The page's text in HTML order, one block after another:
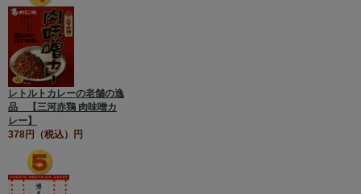
レトルトカレーの老舗の逸
品 【三河赤鶏 肉味噌カ
レー】
378円（税込）円